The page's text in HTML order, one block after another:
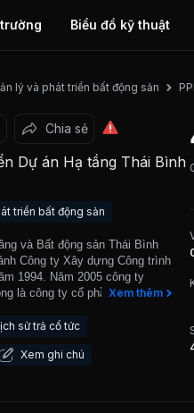
Biểu đồ kỹ thuật
lý và phát triển bất động sản PPI
Chia sẻ
Dự án Hạ tầng Thái Bình
triển bất động sản
và Bất động sản Thái Bình
Công ty Xây dựng Công trình
1994. Năm 2005 công ty
là công ty cổ phần. Hoạt động
đầu tư, kinh doanh bất động
tham gia thi công nhiều dự án
động trong ngành xây dựng
Xem thêm
sử trả cổ tức
Xem ghi chú